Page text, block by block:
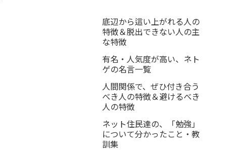
底辺から這い上がれる人の
特徴＆脱出できない人の主
な特徴
有名・人気度が高い、ネト
ゲの名言一覧
人間関係で、ぜひ付き合う
べき人の特徴＆避けるべき
人の特徴
ネット住民達の、「勉強」
について分かったこと・教
訓集